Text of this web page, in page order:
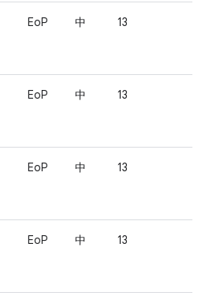
EoP 中 13
EoP 中 13
EoP 中 13
EoP 中 13